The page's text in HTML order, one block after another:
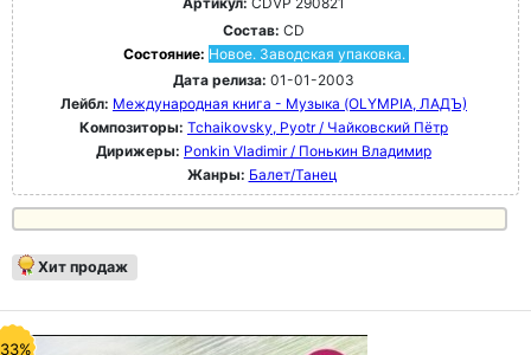
Состав: CD
Состояние: Новое. Заводская упаковка.
Дата релиза: 01-01-2003
Лейбл: Международная книга - Музыка (OLYMPIA, ЛАДЪ)
Композиторы: Tchaikovsky, Pyotr / Чайковский Пётр
Дирижеры: Ponkin Vladimir / Понькин Владимир
Жанры: Балет/Танец
Хит продаж